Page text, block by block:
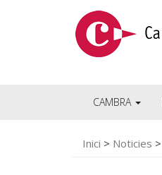
CAMBRA
Inici > Noticies >